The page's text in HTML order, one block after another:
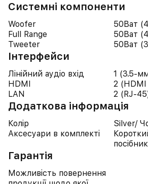
Системні компоненти
Woofer
50Ват
Full Range
50Ват
Tweeter
50Ват
Iнтерфейси
Лінійний аудіо вхід
1 (3.5-
HDMI
2
LAN
2 (RJ-
Додаткова інформація
Колір
Silver/
Аксесуари в комплекті
Гарантія
Можливість повернення